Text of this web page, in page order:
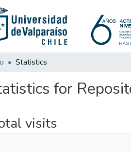
Statistics
for
visits